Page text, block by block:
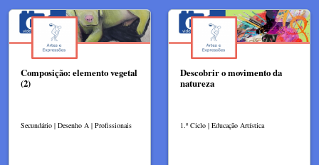
Composição: elemento vegetal
(2)
Secundário | Desenho A | Profissionais
Descobrir o movimento da
natureza
1.º Ciclo | Educação Artística